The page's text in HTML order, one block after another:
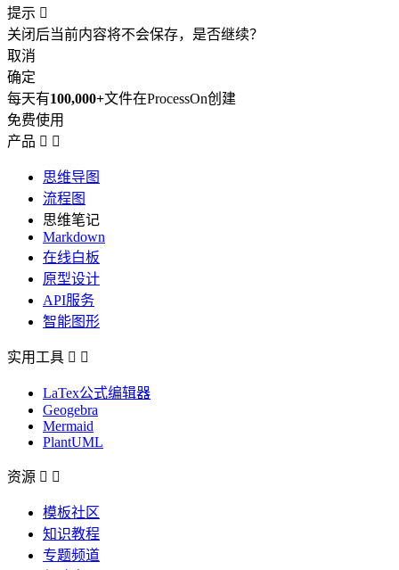
提示 
关闭后当前内容将不会保存，是否继续？
取消
确定
每天有100,000+文件在ProcessOn创建
免费使用
产品  
思维导图
流程图
思维笔记
Markdown
在线白板
原型设计
API服务
智能图形
实用工具  
LaTex公式编辑器
Geogebra
Mermaid
PlantUML
资源  
模板社区
知识教程
专题频道